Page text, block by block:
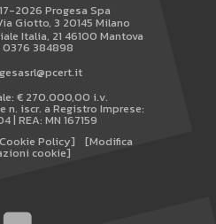
2026 Progesa Spa
Giotto, 3 20145 Milano
Italia, 21 46100 Mantova
0376 384898
€ 270.000,00 i.v.
n. iscr. a Registro Imprese:
| REA: MN 167159
Policy] [Modifica
cookie]